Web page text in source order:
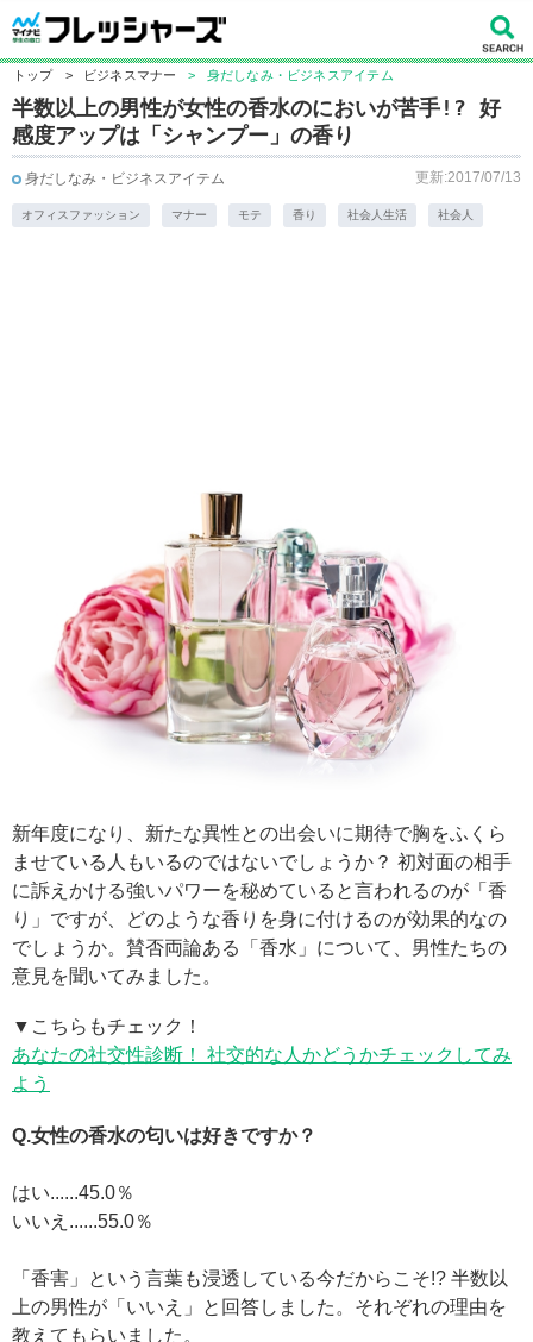
トップ > ビジネスマナー > 身だしなみ・ビジネスアイテム
半数以上の男性が女性の香水のにおいが苦手!? 好
感度アップは「シャンプー」の香り
身だしなみ・ビジネスアイテム 更新:2017/07/13
オフィスファッション マナー モテ 香り 社会人生活 社会人
新年度になり、新たな異性との出会いに期待で胸をふくら
ませている人もいるのではないでしょうか？ 初対面の相手
に訴えかける強いパワーを秘めていると言われるのが「香
り」ですが、どのような香りを身に付けるのが効果的なの
でしょうか。賛否両論ある「香水」について、男性たちの
意見を聞いてみました。
▼こちらもチェック！
あなたの社交性診断！ 社交的な人かどうかチェックしてみ
よう
Q.女性の香水の匂いは好きですか？
はい......45.0％
いいえ......55.0％
「香害」という言葉も浸透している今だからこそ!? 半数以
上の男性が「いいえ」と回答しました。それぞれの理由を
教えてもらいました。